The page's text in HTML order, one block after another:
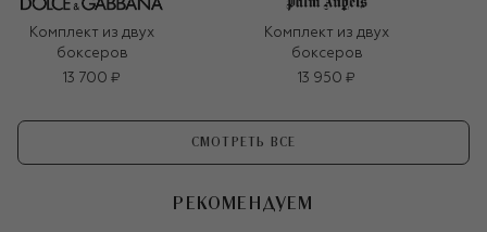
Комплект из двух
боксеров
13 700 ₽
Комплект из двух
боксеров
13 950 ₽
СМОТРЕТЬ ВСЕ
РЕКОМЕНДУЕМ